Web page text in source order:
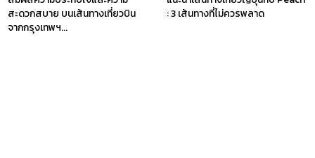
สะดวกสบาย บนเส้นทางเที่ยวบิน
จากกรุงเทพฯ...
: 3 เส้นทางที่ไม่ควรพลาด